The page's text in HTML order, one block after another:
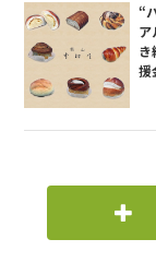
“
ア
き
援